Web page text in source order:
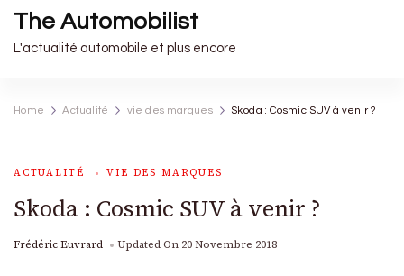
The Automobilist
L'actualité automobile et plus encore
Home Actualité vie des marques Skoda : Cosmic SUV à venir ?
ACTUALITÉ VIE DES MARQUES
Skoda : Cosmic SUV à venir ?
Frédéric Euvrard Updated On 20 Novembre 2018